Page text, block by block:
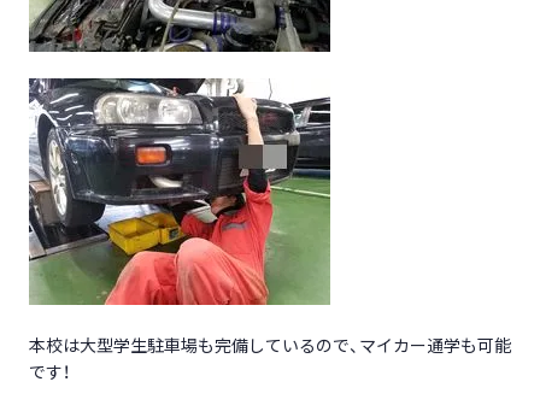
本校は大型学生駐車場も完備しているので、マイカー通学も可能
です！